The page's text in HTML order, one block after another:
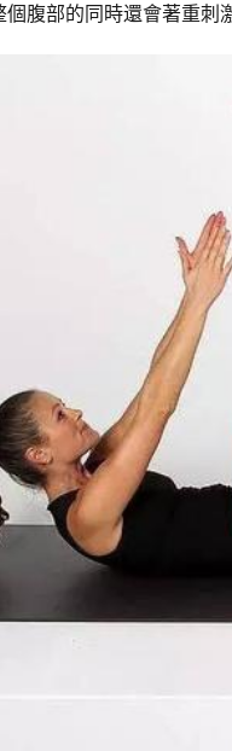
腹部的同時還會著重刺